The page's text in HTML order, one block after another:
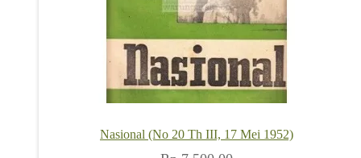
Nasional (No 20 Th III, 17 Mei 1952)